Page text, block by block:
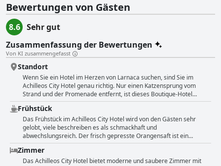
Bewertungen von Gästen
8.6
Sehr gut
Zusammenfassung der Bewertungen
Von KI zusammengefasst
Standort
Wenn Sie ein Hotel im Herzen von Larnaca suchen, sind Sie im
Achilleos City Hotel genau richtig. Nur einen Katzensprung vom
Strand und der Promenade entfernt, ist dieses Boutique-Hotel
perfekt gelegen für alle, die die Nähe zum Wasser und zum
Nachtleben suchen. Gäste schwärmen von den modernen Zimmern
und Bädern, dem hervorragenden Frühstück und der herzlichen
Gastfreundschaft des Personals. Und mit einem Busbahnhof,
Geschäften, Bars und Restaurants in unmittelbarer Nähe haben Sie
alles, was Sie für einen unvergesslichen Aufenthalt in Larnaca
brauchen. Egal, ob Sie geschäftlich oder privat unterwegs sind,
machen Sie das Achilleos City Hotel zu Ihrem Zuhause in der Ferne.
Frühstück
Das Frühstück im Achilleos City Hotel wird von den Gästen sehr
gelobt, viele beschreiben es als schmackhaft und
abwechslungsreich. Der frisch gepresste Orangensaft ist ein
besonderes Highlight. Das Frühstück wird auf der obersten Etage
mit Blick auf das Meer serviert. Es gibt viele lokale Spezialitäten und
Optionen für Veganer. Das Essen ist eine Mischung aus süßem und
Zimmer
Das Achilleos City Hotel bietet moderne und saubere Zimmer mit